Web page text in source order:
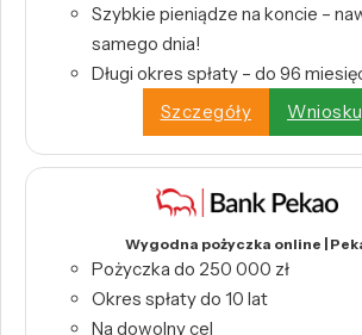
Szybkie pieniądze na koncie –
samego dnia!
Długi okres spłaty – do 96
Szczegóły
Wygodna pożyczka online |
Pożyczka do 250 000 zł
Okres spłaty do 10 lat
Na dowolny cel